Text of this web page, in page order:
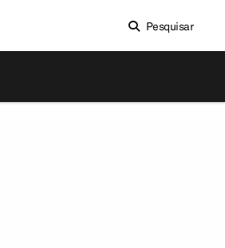
Pesquisar